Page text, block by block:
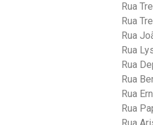
Rua
Rua
Rua
Rua
Rua
Rua
Rua
Rua